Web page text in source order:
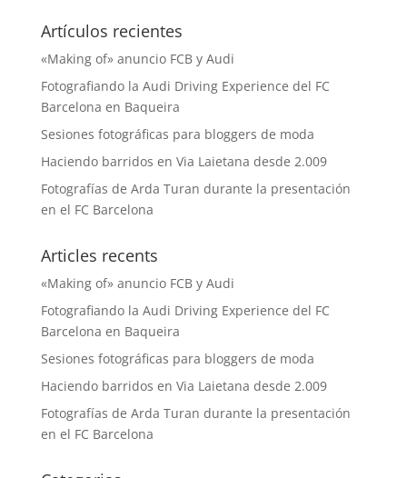
Artículos recientes
«Making of» anuncio FCB y Audi
Fotografiando la Audi Driving Experience del FC
Barcelona en Baqueira
Sesiones fotográficas para bloggers de moda
Haciendo barridos en Via Laietana desde 2.009
Fotografías de Arda Turan durante la presentación
en el FC Barcelona
Articles recents
«Making of» anuncio FCB y Audi
Fotografiando la Audi Driving Experience del FC
Barcelona en Baqueira
Sesiones fotográficas para bloggers de moda
Haciendo barridos en Via Laietana desde 2.009
Fotografías de Arda Turan durante la presentación
en el FC Barcelona